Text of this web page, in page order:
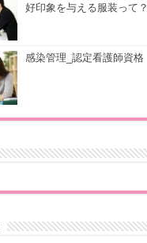
好印象を与える服装って？
感染管理_認定看護師資格